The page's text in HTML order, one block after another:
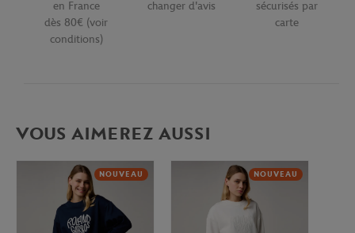
en France
dès 80€ (voir
conditions)
changer d'avis
sécurisés par
carte
VOUS AIMEREZ AUSSI
NOUVEAU NOUVEAU